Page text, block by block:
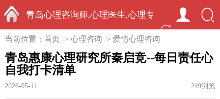
首页
青岛心理咨询师,心理医生,心理专
家-中国心理学家秦启竞
当前位置： 首页 -> 心理咨询 -> 爱情心理咨询
青岛惠康心理研究所秦启竞--每日责任心
自我打卡清单
2026-05-11 249浏览